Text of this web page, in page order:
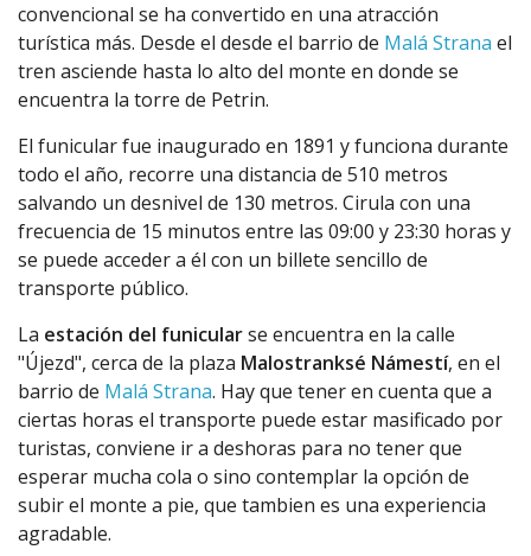
convencional se ha convertido en una atracción
turística más. Desde el desde el barrio de Malá Strana el
tren asciende hasta lo alto del monte en donde se
encuentra la torre de Petrin.
El funicular fue inaugurado en 1891 y funciona durante
todo el año, recorre una distancia de 510 metros
salvando un desnivel de 130 metros. Cirula con una
frecuencia de 15 minutos entre las 09:00 y 23:30 horas y
se puede acceder a él con un billete sencillo de
transporte público.
La estación del funicularse encuentra en la calle
"Újezd", cerca de la plaza Malostranksé Námestí, en el
barrio de Malá Strana. Hay que tener en cuenta que a
ciertas horas el transporte puede estar masificado por
turistas, conviene ir a deshoras para no tener que
esperar mucha cola o sino contemplar la opción de
subir el monte a pie, que tambien es una experiencia
agradable.